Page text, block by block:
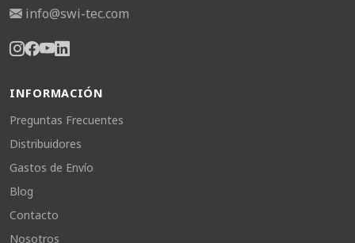
info@swi-tec.com
INFORMACIÓN
Preguntas Frecuentes
Distribuidores
Gastos de Envío
Blog
Contacto
Nosotros